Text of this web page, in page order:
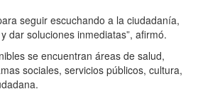
seguir escuchando a la ciudadanía,
dar soluciones inmediatas”, afirmó.
se encuentran áreas de salud,
sociales, servicios públicos, cultura,